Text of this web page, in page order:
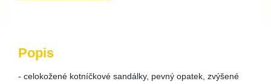
Popis
- celokožené kotníčkové sandálky, pevný opatek, zvýšené